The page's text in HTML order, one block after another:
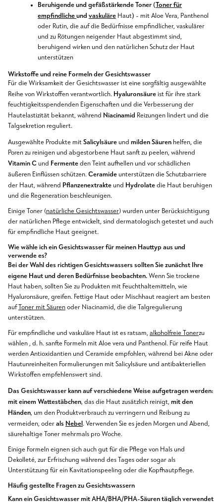
Beruhigende und gefäßstärkende Toner (Toner für
empfindlicheund vaskuläre Haut) - mit Aloe Vera, Panthenol
oder Rutin, die auf die Bedürfnisse empfindlicher, vaskulärer
und zu Rötungen neigender Haut abgestimmt sind,
beruhigend wirken und den natürlichen Schutz der Haut
unterstützen
Wirkstoffe und reine Formeln der Gesichtswasser
Für die Wirksamkeit der Gesichtswasser ist eine sorgfältig ausgewählte
Reihe von Wirkstoffen verantwortlich. Hyaluronsäure ist für ihre stark
feuchtigkeitsspendenden Eigenschaften und die Verbesserung der
Hautelastizität bekannt, während Niacinamid Reizungen lindert und die
Talgsekretion reguliert.
Ausgewählte Produkte mit Salicylsäure und milden Säuren helfen, die
Poren zu reinigen und abgestorbene Haut sanft zu peelen, während
Vitamin C und Fermente den Teint aufhellen und vor schädlichen
äußeren Einflüssen schützen. Ceramide unterstützen die Schutzbarriere
der Haut, während Pflanzenextrakte und Hydrolate die Haut beruhigen
und die Regeneration beschleunigen.
Einige Toner (natürliche Gesichtswasser) wurden unter Berücksichtigung
der natürlichen Pflege entwickelt, sind dermatologisch getestet und auch
für empfindliche Haut geeignet.
Wie wähle ich ein Gesichtswasser für meinen Hauttyp aus und
verwende es?
Bei der Wahl des richtigen Gesichtswassers sollten Sie zunächst Ihre
eigene Haut und deren Bedürfnisse beobachten. Wenn Sie trockene
Haut haben, sollten Sie zu Produkten mit Feuchthaltemitteln, wie
Hyaluronsäure, greifen. Fettige Haut oder Mischhaut reagiert am besten
auf Toner mit Säuren oder Niacinamid, die die Talgregulierung
unterstützen.
Für empfindliche und vaskuläre Haut ist es ratsam, alkoholfreie Tonerzu
wählen , d. h. sanfte Formeln mit Aloe vera und Panthenol. Für reife Haut
werden Antioxidantien und Ceramide empfohlen, während bei Akne oder
Hautunreinheiten Formulierungen mit Salicylsäure und antibakteriellen
Wirkstoffen empfehlenswert sind.
Das Gesichtswasser kann auf verschiedene Weise aufgetragen werden:
mit einem Wattestäbchen, das die Haut zusätzlich reinigt, mit den
Händen, um den Produktverbrauch zu verringern und Reibung zu
vermeiden, oder als Nebel. Verwenden Sie es jeden Morgen und Abend,
säurehaltige Toner mehrmals pro Woche.
Einige Formeln eignen sich auch gut für die Pflege von Hals und
Dekolleté, zur Erfrischung während des Tages oder sogar als
Unterstützung für ein Kavitationspeeling oder die Kopfhautpflege.
Häufig gestellte Fragen zu Gesichtswassern
Kann ein Gesichtswasser mit AHA/BHA/PHA-Säuren täglich verwendet